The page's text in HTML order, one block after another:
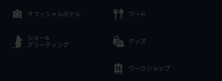
オフィシャルホテル
ショー&
グリーティング
フード
グッズ
ワークショップ